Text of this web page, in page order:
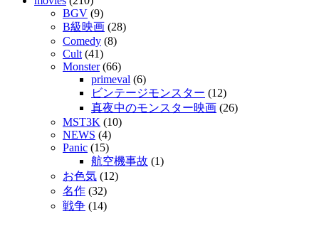
BGV (9)
B級映画 (28)
Comedy (8)
Cult (41)
Monster(66)
primeval (6)
ビンテージモンスター (12)
真夜中のモンスター映画 (26)
MST3K (10)
NEWS (4)
Panic (15)
航空機事故 (1)
お色気 (12)
名作 (32)
戦争 (14)